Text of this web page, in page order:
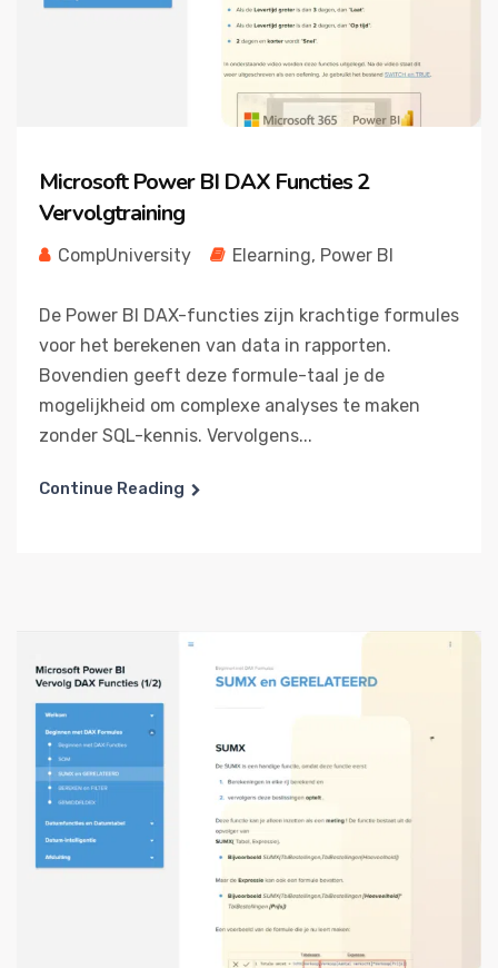
Microsoft Power BI DAX Functies 2
Vervolgtraining
CompUniversity Elearning, Power BI
De Power BI DAX-functies zijn krachtige formules
voor het berekenen van data in rapporten.
Bovendien geeft deze formule-taal je de
mogelijkheid om complexe analyses te maken
zonder SQL-kennis. Vervolgens...
Continue Reading